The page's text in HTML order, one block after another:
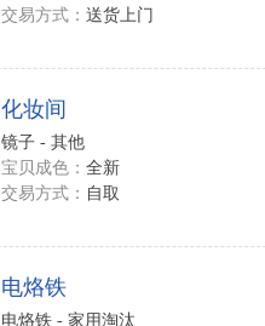
交易方式： 送货上门
化妆间
镜子 - 其他
宝贝成色： 全新
交易方式： 自取
电烙铁
电烙铁 - 家用淘汰